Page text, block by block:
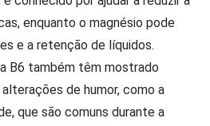
enquanto o magnésio pode
e a retenção de líquidos.
B6 também têm mostrado
de humor, como a
que são comuns durante a